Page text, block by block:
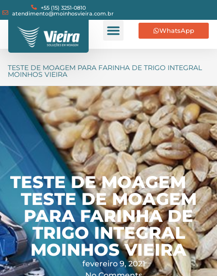
+55 (15) 3251-0810
atendimento@moinhosvieira.com.br
WhatsApp
TESTE DE MOAGEM PARA FARINHA DE TRIGO INTEGRAL
MOINHOS VIEIRA
TESTE DE MOAGEM
TESTE DE MOAGEM
PARA FARINHA DE
TRIGO INTEGRAL
MOINHOS VIEIRA
fevereiro 9, 2021